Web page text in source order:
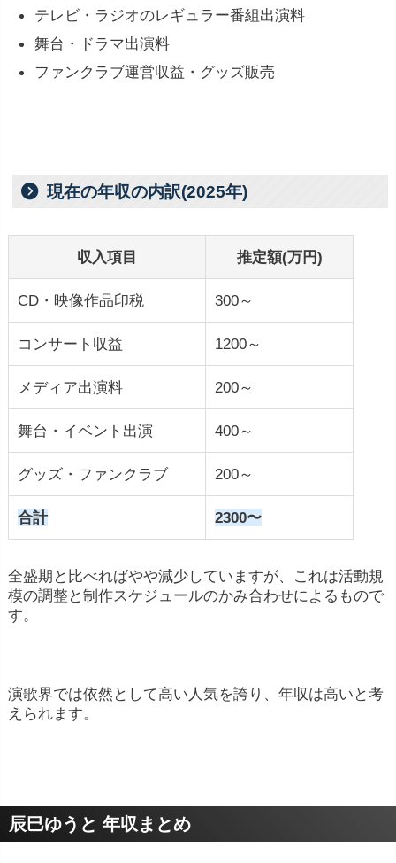
テレビ・ラジオのレギュラー番組出演料
舞台・ドラマ出演料
ファンクラブ運営収益・グッズ販売
現在の年収の内訳(2025年)
収入項目 推定額(万円)
CD・映像作品印税 300～
コンサート収益 1200～
メディア出演料 200～
舞台・イベント出演 400～
グッズ・ファンクラブ 200～
合計 2300〜
全盛期と比べればやや減少していますが、これは活動規
模の調整と制作スケジュールのかみ合わせによるもので
す。
演歌界では依然として高い人気を誇り、年収は高いと考
えられます。
辰巳ゆうと 年収まとめ